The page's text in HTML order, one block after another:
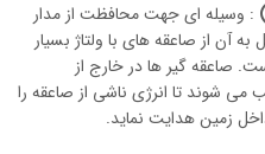
) : وسیله ای جهت محافظت از مدار
آن از صاعقه های با ولتاژ بسیار
صاعقه گیر ها در خارج از
می شوند تا انرژی ناشی از صاعقه را
زمین هدایت نماید.